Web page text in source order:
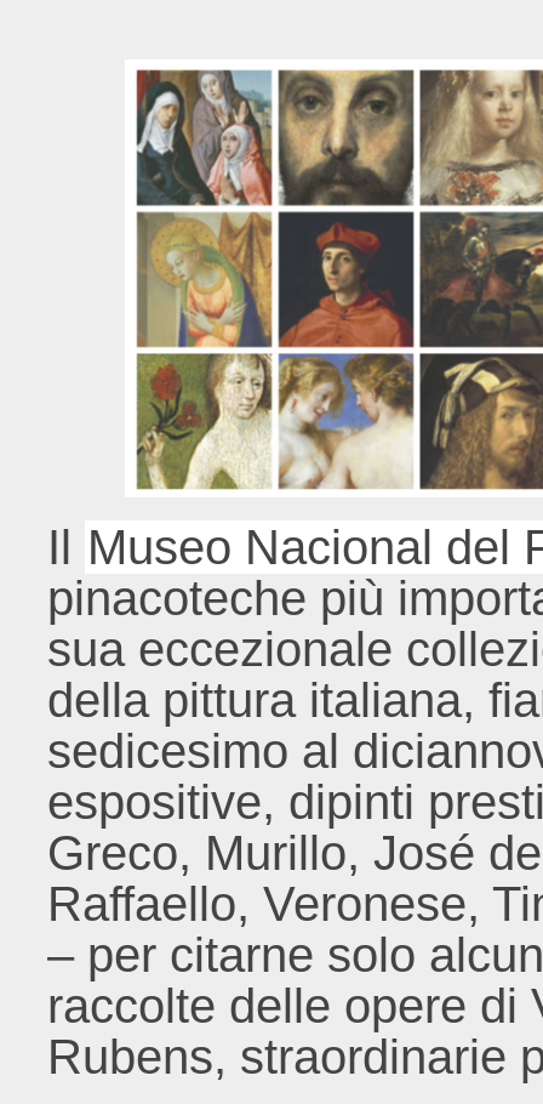
Il Museo Nacional del
pinacoteche più
sua eccezionale
della pittura italiana,
sedicesimo al
espositive, dipinti
Greco, Murillo, José
Raffaello, Veronese,
– per citarne solo
raccolte delle opere di
Rubens, straordinarie